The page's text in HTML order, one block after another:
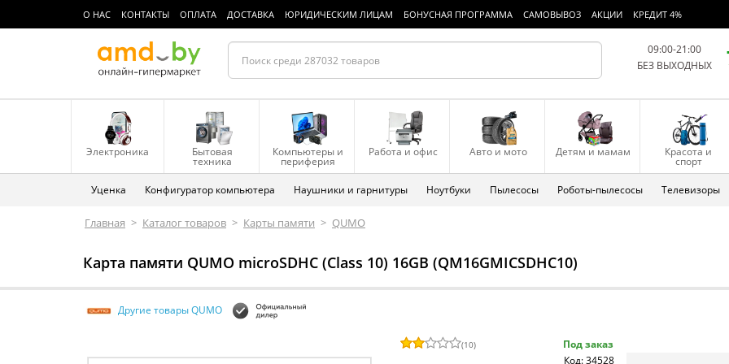
О НАС КОНТАКТЫ ОПЛАТА ДОСТАВКА ЮРИДИЧЕСКИМ ЛИЦАМ БОНУСНАЯ ПРОГРАММА САМОВЫВОЗ АКЦИИ КРЕДИТ 4%
09:00-21:00
БЕЗ ВЫХОДНЫХ
Электроника Бытовая
техника
Компьютеры и
периферия
Работа и офис Авто и мото Детям и мамам Красота и
спорт
Уценка Конфигуратор компьютера Наушники и гарнитуры Ноутбуки Пылесосы Роботы-пылесосы Телевизоры
Главная > Каталог товаров > Карты памяти > QUMO
Карта памяти QUMO microSDHC (Class 10) 16GB (QM16GMICSDHC10)
Другие товары QUMO
(10)
Под заказ
Код: 34528